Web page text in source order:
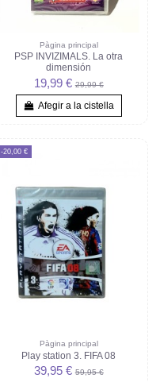
Pàgina principal
PSP INVIZIMALS. La otra
dimensión
19,99 €29,99 €
Afegir a la cistella
-20,00 €
Pàgina principal
Play station 3. FIFA 08
39,95 €59,95 €